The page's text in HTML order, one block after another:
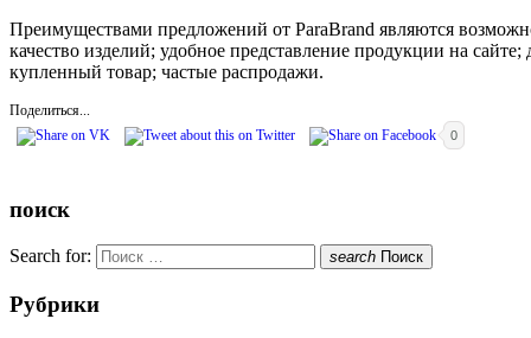
Преимуществами предложений от ParaBrand являются
качество изделий; удобное представление продукции на
купленный товар; частые распродажи.
Поделиться...
0
поиск
Search for: search Поиск
Рубрики